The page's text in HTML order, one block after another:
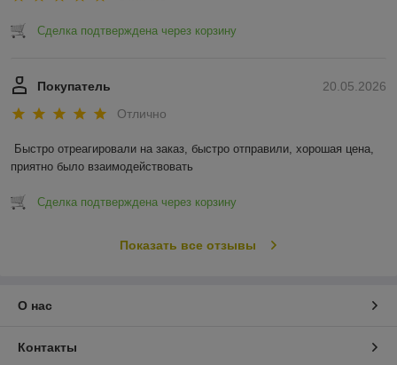
Сделка подтверждена через корзину
20.05.2026
Покупатель
Отлично
Быстро отреагировали на заказ, быстро отправили, хорошая цена,
приятно было взаимодействовать
Сделка подтверждена через корзину
Показать все отзывы
О нас
Контакты